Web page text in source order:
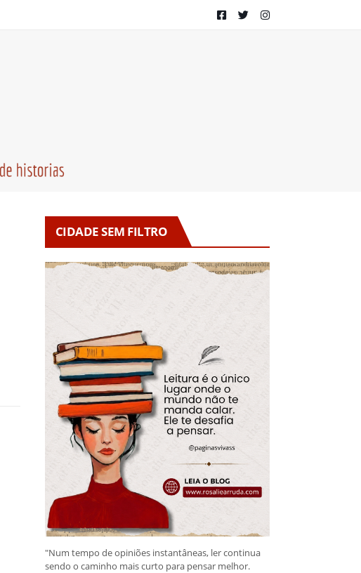
CIDADE SEM FILTRO
"Num tempo de opiniões instantâneas, ler continua
sendo o caminho mais curto para pensar melhor.